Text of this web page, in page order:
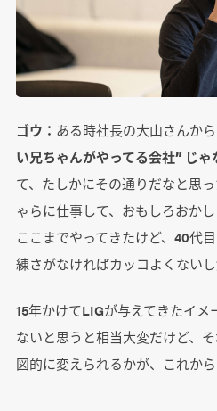
ゴウ： ある時社長の大山さんから
い兄ちゃんがやってる会社” じゃ
て、たしかにその通りだなと思
ゃらに仕事して、おもしろおか
ここまでやってきたけど、40代
練さがなければカッコよくないし
15年かけてLIGが与えてきたイ
ないと思うと相当大変だけど、
図的に変えられるかが、これから